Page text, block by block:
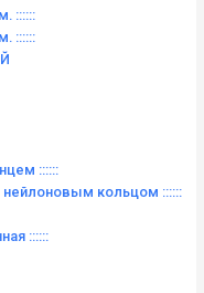
::::::
::::::
::::::
нейлоновым кольцом ::::::
::::::